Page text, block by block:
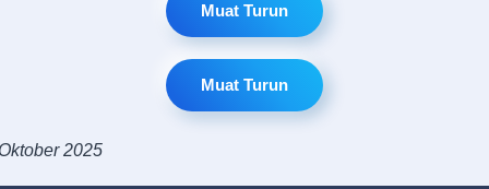
Muat Turun
Muat Turun
2025